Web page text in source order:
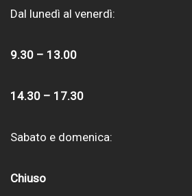
Dal lunedì al venerdì:
9.30 – 13.00
14.30 – 17.30
Sabato e domenica:
Chiuso